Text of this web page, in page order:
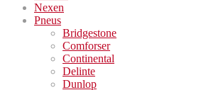
Nexen
Pneus
Bridgestone
Comforser
Continental
Delinte
Dunlop